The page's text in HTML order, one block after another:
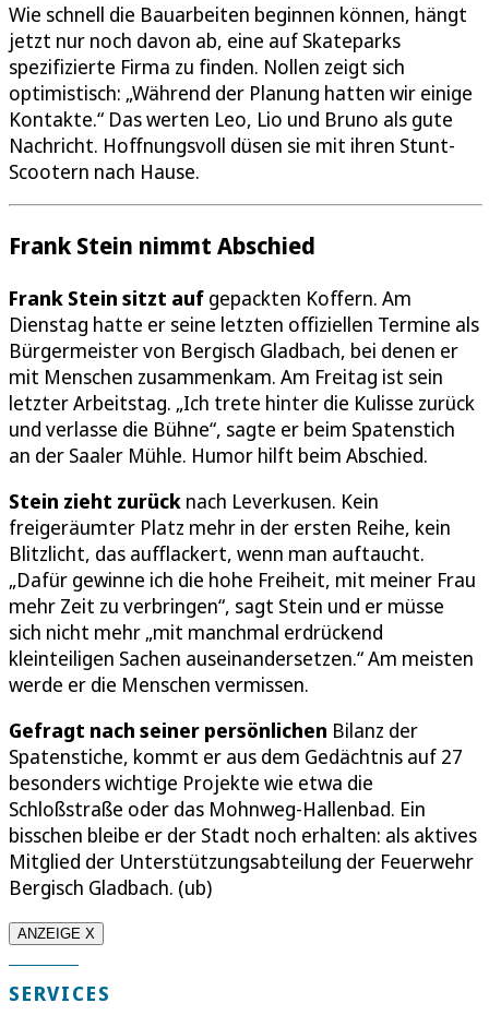
Wie schnell die Bauarbeiten beginnen können, hängt
jetzt nur noch davon ab, eine auf Skateparks
spezifizierte Firma zu finden. Nollen zeigt sich
optimistisch: „Während der Planung hatten wir einige
Kontakte.“ Das werten Leo, Lio und Bruno als gute
Nachricht. Hoffnungsvoll düsen sie mit ihren Stunt-
Scootern nach Hause.
Frank Stein nimmt Abschied
Frank Stein sitzt auf gepackten Koffern. Am
Dienstag hatte er seine letzten offiziellen Termine als
Bürgermeister von Bergisch Gladbach, bei denen er
mit Menschen zusammenkam. Am Freitag ist sein
letzter Arbeitstag. „Ich trete hinter die Kulisse zurück
und verlasse die Bühne“, sagte er beim Spatenstich
an der Saaler Mühle. Humor hilft beim Abschied.
Stein zieht zurück nach Leverkusen. Kein
freigeräumter Platz mehr in der ersten Reihe, kein
Blitzlicht, das aufflackert, wenn man auftaucht.
„Dafür gewinne ich die hohe Freiheit, mit meiner Frau
mehr Zeit zu verbringen“, sagt Stein und er müsse
sich nicht mehr „mit manchmal erdrückend
kleinteiligen Sachen auseinandersetzen.“ Am meisten
werde er die Menschen vermissen.
Gefragt nach seiner persönlichen Bilanz der
Spatenstiche, kommt er aus dem Gedächtnis auf 27
besonders wichtige Projekte wie etwa die
Schloßstraße oder das Mohnweg-Hallenbad. Ein
bisschen bleibe er der Stadt noch erhalten: als aktives
Mitglied der Unterstützungsabteilung der Feuerwehr
Bergisch Gladbach. (ub)
ANZEIGE X
SERVICES